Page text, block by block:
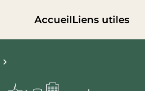
AccueilLiens utiles